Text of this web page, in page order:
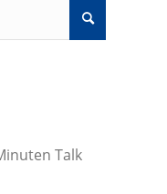
Talk